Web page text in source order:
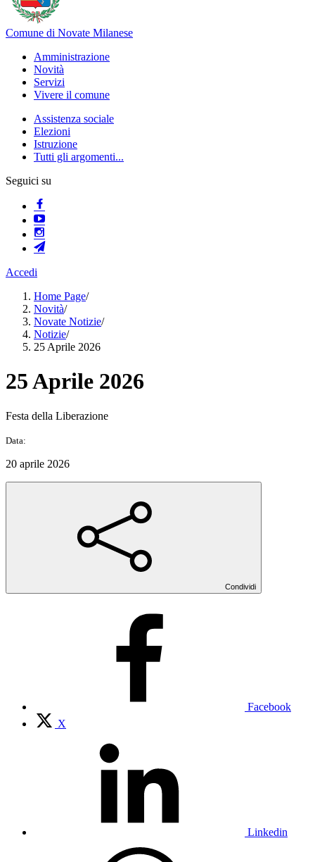
Comune di Novate Milanese
Amministrazione
Novità
Servizi
Vivere il comune
Assistenza sociale
Elezioni
Istruzione
Tutti gli argomenti...
Seguici su
Accedi
Home Page/
Novità/
Novate Notizie/
Notizie/
25 Aprile 2026
25 Aprile 2026
Festa della Liberazione
Data:
20 aprile 2026
Condividi
Facebook
X
Linkedin